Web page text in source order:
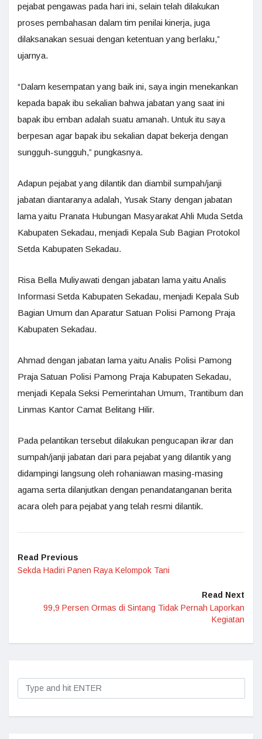
pejabat pengawas pada hari ini, selain telah dilakukan
proses pembahasan dalam tim penilai kinerja, juga
dilaksanakan sesuai dengan ketentuan yang berlaku,”
ujarnya.
“Dalam kesempatan yang baik ini, saya ingin menekankan
kepada bapak ibu sekalian bahwa jabatan yang saat ini
bapak ibu emban adalah suatu amanah. Untuk itu saya
berpesan agar bapak ibu sekalian dapat bekerja dengan
sungguh-sungguh,” pungkasnya.
Adapun pejabat yang dilantik dan diambil sumpah/janji
jabatan diantaranya adalah, Yusak Stany dengan jabatan
lama yaitu Pranata Hubungan Masyarakat Ahli Muda Setda
Kabupaten Sekadau, menjadi Kepala Sub Bagian Protokol
Setda Kabupaten Sekadau.
Risa Bella Muliyawati dengan jabatan lama yaitu Analis
Informasi Setda Kabupaten Sekadau, menjadi Kepala Sub
Bagian Umum dan Aparatur Satuan Polisi Pamong Praja
Kabupaten Sekadau.
Ahmad dengan jabatan lama yaitu Analis Polisi Pamong
Praja Satuan Polisi Pamong Praja Kabupaten Sekadau,
menjadi Kepala Seksi Pemerintahan Umum, Trantibum dan
Linmas Kantor Camat Belitang Hilir.
Pada pelantikan tersebut dilakukan pengucapan ikrar dan
sumpah/janji jabatan dari para pejabat yang dilantik yang
didampingi langsung oleh rohaniawan masing-masing
agama serta dilanjutkan dengan penandatanganan berita
acara oleh para pejabat yang telah resmi dilantik.
Read Previous
Sekda Hadiri Panen Raya Kelompok Tani
Read Next
99,9 Persen Ormas di Sintang Tidak Pernah Laporkan
Kegiatan